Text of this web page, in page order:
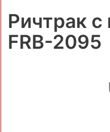
Ричтрак с
FRB-2095